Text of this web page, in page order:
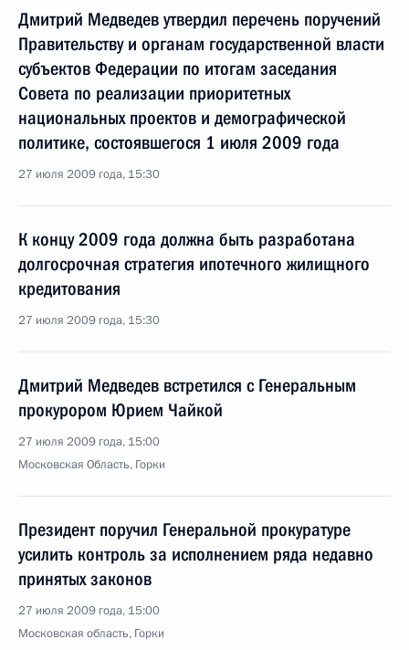
Дмитрий Медведев утвердил перечень поручений
Правительству и органам государственной власти
субъектов Федерации по итогам заседания
Совета по реализации приоритетных
национальных проектов и демографической
политике, состоявшегося 1 июля 2009 года
27 июля 2009 года, 15:30
К концу 2009 года должна быть разработана
долгосрочная стратегия ипотечного жилищного
кредитования
27 июля 2009 года, 15:30
Дмитрий Медведев встретился с Генеральным
прокурором Юрием Чайкой
27 июля 2009 года, 15:00
Московская Область, Горки
Президент поручил Генеральной прокуратуре
усилить контроль за исполнением ряда недавно
принятых законов
27 июля 2009 года, 15:00
Московская область, Горки